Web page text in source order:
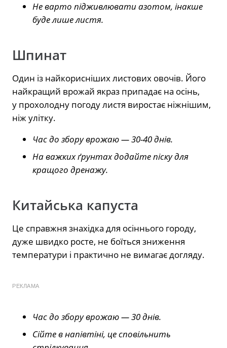
Не варто підживлювати азотом, інакше
буде лише листя.
Шпинат
Один із найкорисніших листових овочів. Його
найкращий врожай якраз припадає на осінь,
у прохолодну погоду листя виростає ніжнішим,
ніж улітку.
Час до збору врожаю — 30-40 днів.
На важких ґрунтах додайте піску для
кращого дренажу.
Китайська капуста
Це справжня знахідка для осіннього городу,
дуже швидко росте, не боїться зниження
температури і практично не вимагає догляду.
РЕКЛАМА
Час до збору врожаю — 30 днів.
Сійте в напівтіні, це сповільнить